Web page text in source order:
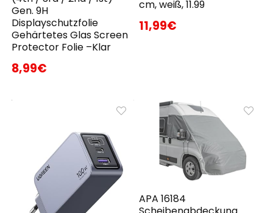
Gen. 9H
Displayschutzfolie
Gehärtetes Glas Screen
Protector Folie –Klar
8,99€
cm, weiß, 11.99
11,99€
APA 16184